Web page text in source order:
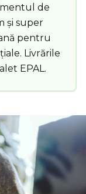
de
și super
pentru
Livrările
EPAL.